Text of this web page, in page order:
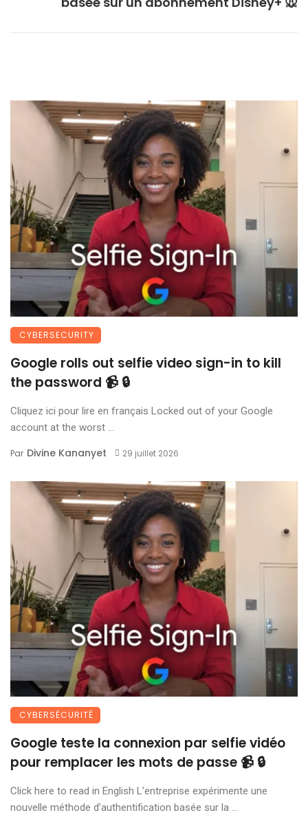
CYBERSECURITY
Google rolls out selfie video sign-in to kill
the password 📹 🔒
Cliquez ici pour lire en français Locked out of your Google
account at the worst ...
Par Divine Kananyet 29 juillet 2026
CYBERSÉCURITÉ
Google teste la connexion par selfie vidéo
pour remplacer les mots de passe 📹 🔒
Click here to read in English L’entreprise expérimente une
nouvelle méthode d’authentification basée sur la ...